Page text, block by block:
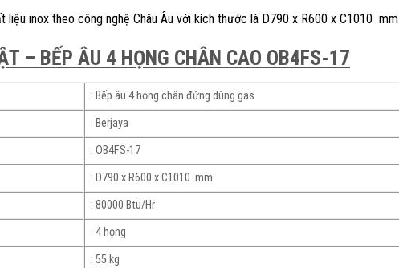
inox theo công nghệ Châu Âu với kích thước là D790 x R600 x C1010 mm
– BẾP ÂU 4 HỌNG CHÂN CAO OB4FS-17
: Bếp âu 4 họng chân đứng dùng gas
: Berjaya
: OB4FS-17
: D790 x R600 x C1010 mm
: 80000 Btu/Hr
: 4 họng
: 55 kg